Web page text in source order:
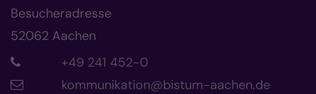
Besucheradresse
52062 Aachen
+49 241 452-0
kommunikation@bistum-aachen.de